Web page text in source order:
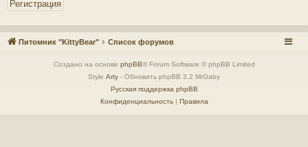
Регистрация
Питомник "KittyBear" Список форумов
Создано на основе phpBB® Forum Software © phpBB Limited
Style Arty - Обновить phpBB 3.2 MrGaby
Русская поддержка phpBB
Конфиденциальность| Правила